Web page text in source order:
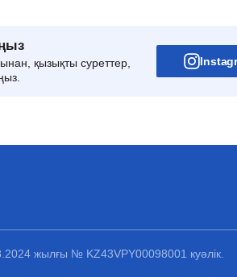
қызықты суреттер,
жылғы № KZ43VPY00098001 куәлік.